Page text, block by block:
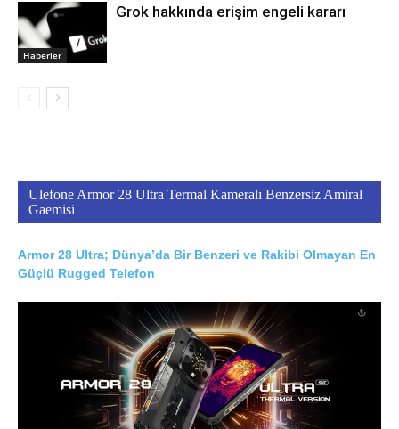
Haberler
Grok hakkında erişim engeli kararı
Ulefone Armor 28 Ultra Termal Kameralı Benzersiz Amiral
Gaemisi
Armor 28 Ultra; Dünya’da Bir Benzeri ve Rakibi Olmayan En
Güçlü Rugged Telefon